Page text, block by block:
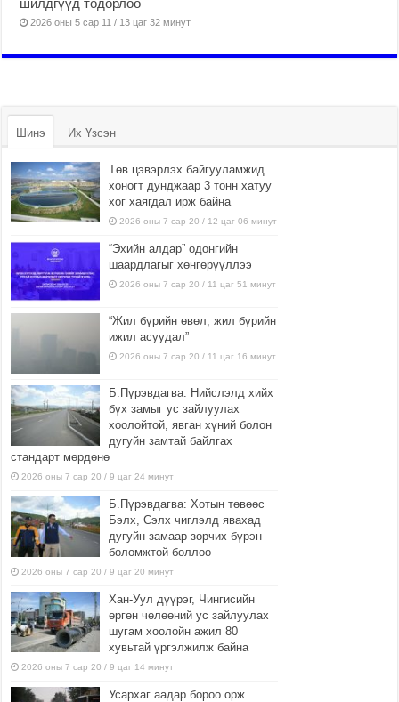
2026 оны 5 сар 11 / 13 цаг 32 минут
Шинэ Их Үзсэн
Төв цэвэрлэх байгууламжид
хоногт дунджаар 3 тонн хатуу
хог хаягдал ирж байна
2026 оны 7 сар 20 / 12 цаг 06 минут
“Эхийн алдар” одонгийн
шаардлагыг хөнгөрүүллээ
2026 оны 7 сар 20 / 11 цаг 51 минут
“Жил бүрийн өвөл, жил бүрийн
ижил асуудал”
2026 оны 7 сар 20 / 11 цаг 16 минут
Б.Пүрэвдагва: Нийслэлд хийх
бүх замыг ус зайлуулах
хоолойтой, явган хүний болон
дугуйн замтай байлгах
стандарт мөрдөнө
2026 оны 7 сар 20 / 9 цаг 24 минут
Б.Пүрэвдагва: Хотын төвөөс
Бэлх, Сэлх чиглэлд явахад
дугуйн замаар зорчих бүрэн
боломжтой боллоо
2026 оны 7 сар 20 / 9 цаг 20 минут
Хан-Уул дүүрэг, Чингисийн
өргөн чөлөөний ус зайлуулах
шугам хоолойн ажил 80
хувьтай үргэлжилж байна
2026 оны 7 сар 20 / 9 цаг 14 минут
Усархаг аадар бороо орж